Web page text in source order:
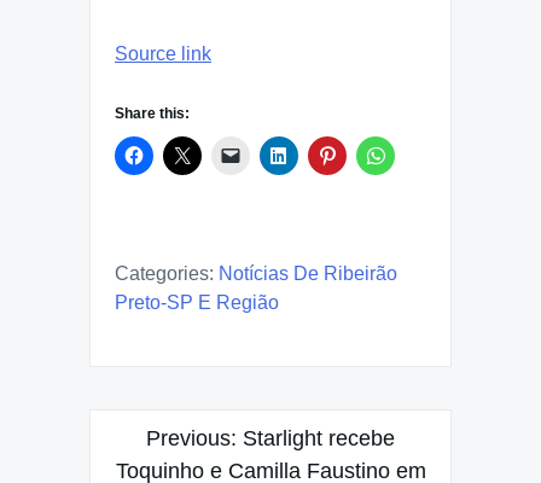
Source link
Share this:
Categories: Notícias De Ribeirão
Preto-SP E Região
Post
navigation
Previous: Starlight recebe
Toquinho e Camilla Faustino em